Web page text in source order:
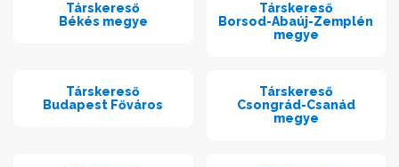
Társkereső
Békés megye
Társkereső
Borsod-Abaúj-Zemplén
megye
Társkereső
Budapest Főváros
Társkereső
Csongrád-Csanád
megye